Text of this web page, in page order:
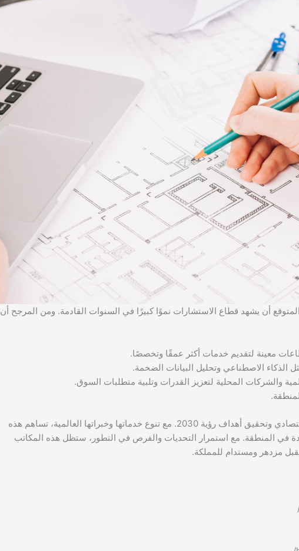
أن يشهد قطاع الاستشارات نموًا كبيرًا في السنوات القادمة. ومن المرجح أن
معينة لتقديم خدمات أكثر عمقًا وتخصصًا.
الذكاء الاصطناعي وتحليل البيانات الضخمة.
والشركات المحلية لتعزيز القدرات وتلبية متطلبات السوق.
تلعب اكبر المكاتب الاستشارية بالسعودية دورًا حيويًا في دعم النمو الاقتصادي وتحقيق أهداف رؤية 2030. مع تنوع خدماتها وخبراتها العالمية، تساهم هذه
في المنطقة. مع استمرار التحديات والفرص في التطور، ستظل هذه المكاتب
مزدهر ومستدام للمملكة.